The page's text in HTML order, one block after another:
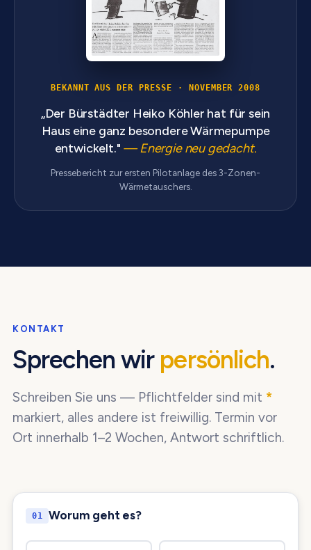
BEKANNT AUS DER PRESSE · NOVEMBER 2008
„Der Bürstädter Heiko Köhler hat für sein
Haus eine ganz besondere Wärmepumpe
entwickelt." — Energie neu gedacht.
Pressebericht zur ersten Pilotanlage des 3-Zonen-
Wärmetauschers.
KONTAKT
Sprechen wir persönlich.
Schreiben Sie uns — Pflichtfelder sind mit *
markiert, alles andere ist freiwillig. Termin vor
Ort innerhalb 1–2 Wochen, Antwort schriftlich.
01 Worum geht es?